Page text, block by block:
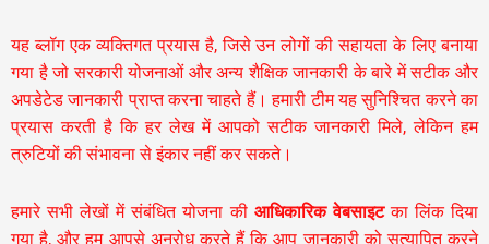
यह ब्लॉग एक व्यक्तिगत प्रयास है, जिसे उन लोगों की सहायता के लिए बनाया
गया है जो सरकारी योजनाओं और अन्य शैक्षिक जानकारी के बारे में सटीक और
अपडेटेड जानकारी प्राप्त करना चाहते हैं। हमारी टीम यह सुनिश्चित करने का
प्रयास करती है कि हर लेख में आपको सटीक जानकारी मिले, लेकिन हम
त्रुटियों की संभावना से इंकार नहीं कर सकते।
हमारे सभी लेखों में संबंधित योजना की आधिकारिक वेबसाइटका लिंक दिया
गया है, और हम आपसे अनुरोध करते हैं कि आप जानकारी को सत्यापित करने